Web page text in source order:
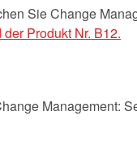
Sie Change
der Produkt Nr. B12.